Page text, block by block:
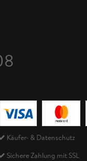
Käufer- & Datenschutz
Sichere Zahlung mit SSL